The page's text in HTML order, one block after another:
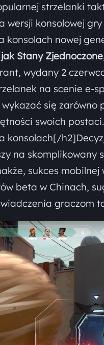
strzelanki
wersji konsolowej
konsolach nowej
Stany
wydany 2
na scenie e-
się
swoich postaci.
konsolach[/
na
sukces
beta w Chinach,
graczom